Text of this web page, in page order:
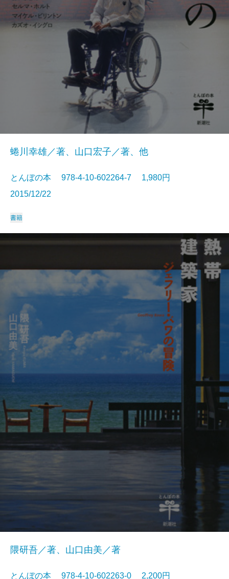
蜷川幸雄／著、山口宏子／著、他
とんぼの本 978-4-10-602264-7 1,980円
2015/12/22
書籍
隈研吾／著、山口由美／著
とんぼの本 978-4-10-602263-0 2,200円